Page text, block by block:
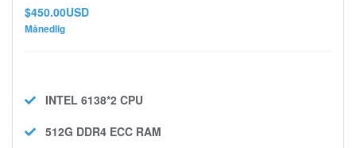
$450.00USD
Månedlig
INTEL 6138*2 CPU
512G DDR4 ECC RAM